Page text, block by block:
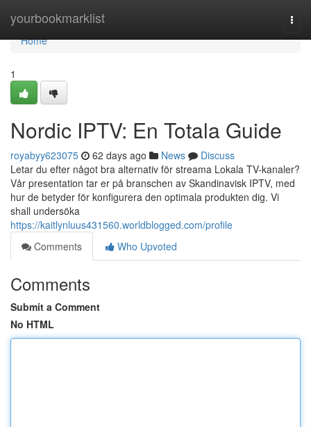
yourbookmarklist
Home
Home
1
Nordic IPTV: En Totala Guide
royabyy623075 62 days ago News
Discuss
Letar du efter något bra alternativ för streama Lokala TV-kanaler?
Vår presentation tar er på branschen av Skandinavisk IPTV, med
hur de betyder för konfigurera den optimala produkten dig. Vi
shall undersöka
https://kaitlynluus431560.worldblogged.com/profile
Comments
Who Upvoted
Comments
Submit a Comment
No HTML